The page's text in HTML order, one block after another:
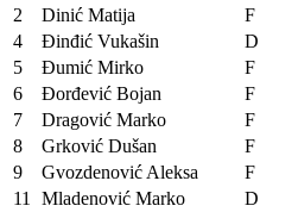
2
Dinić Matija F
4
Đinđić Vukašin D
5
Đumić Mirko F
6
Đorđević Bojan F
7
Dragović Marko F
8
Grković Dušan F
9
Gvozdenović Aleksa F
11
Mladenović Marko D